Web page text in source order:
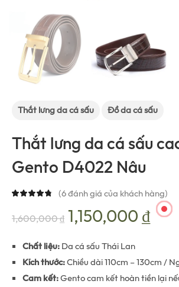
Thắt lưng da cá sấu Đồ da cá sấu
Thắt lưng da cá sấu
Gento D4022 Nâu
(6đánh giá của khách hàng)
1,600,000₫ Giá
gốc
là:
1,150,000₫Giá
tại
Chất liệu:Da cá sấu Thái Lan
Kích thước:Chiều dài 110cm – 130cm /
Cam kết:Gento cam kết hoàn tiền lại